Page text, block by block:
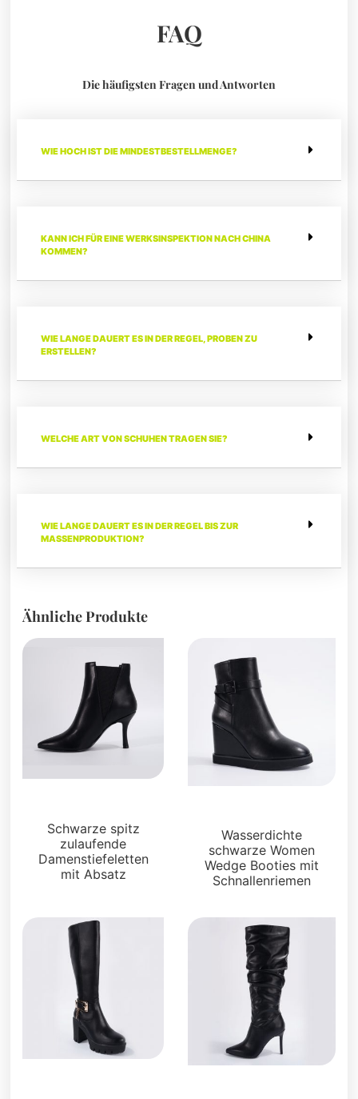
FAQ
Die häufigsten Fragen und Antworten
WIE HOCH IST DIE MINDESTBESTELLMENGE?
KANN ICH FÜR EINE WERKSINSPEKTION NACH CHINA
KOMMEN?
WIE LANGE DAUERT ES IN DER REGEL, PROBEN ZU
ERSTELLEN?
WELCHE ART VON SCHUHEN TRAGEN SIE?
WIE LANGE DAUERT ES IN DER REGEL BIS ZUR
MASSENPRODUKTION?
Ähnliche Produkte
Schwarze spitz
zulaufende
Damenstiefeletten
mit Absatz
Wasserdichte
schwarze Women
Wedge Booties mit
Schnallenriemen